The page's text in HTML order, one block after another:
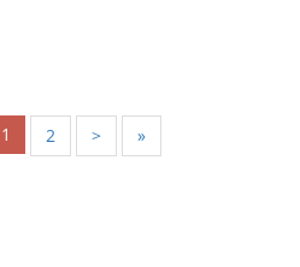
1 2 > »